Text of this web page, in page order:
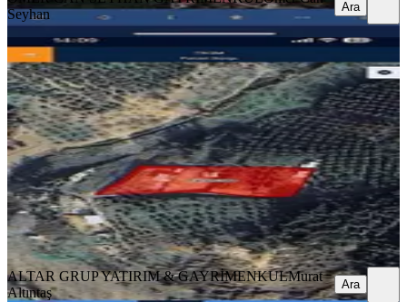
Seyhan
Ara
Gündoğdu Da Yatırımlık Satılık Tarla
Osmangazi, Gündoğdu Mahallesi
894 m²·2.964/m²·31.03.2026
2.650.000 ₺
ALTAR GRUP YATIRIM & GAYRİMENKUL Murat Altıntaş
Ara
ALTAR GRUP YATIRIM & GAYRİMENKULMurat
Altıntaş
Ara